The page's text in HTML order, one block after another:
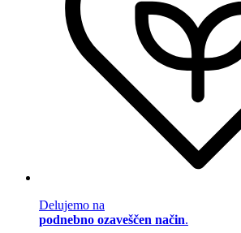
Delujemo na
podnebno ozaveščen način.